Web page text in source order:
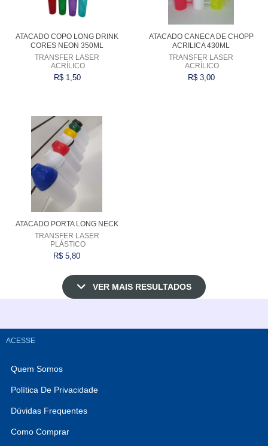
ATACADO COPO LONG DRINK
CORES NEON 350ML
TRANSFER LASER
ACRÍLICO
R$ 1,50
ATACADO CANECA DE CHOPP
ACRILICA 430ML
TRANSFER LASER
ACRÍLICO
R$ 3,00
ATACADO PORTA LONG NECK
TRANSFER LASER
PLÁSTICO
R$ 5,80
ComprarVER MAIS RESULTADOS
ACESSE
Quem Somos
Política De Privacidade
Dúvidas Frequentes
Como Comprar